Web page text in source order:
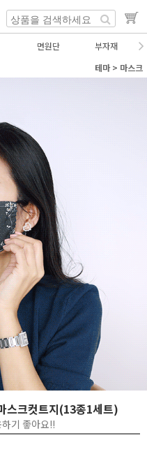
면원단
부자재
테마> 마스크
스크컷트지(13종1세트)
기 좋아요!!